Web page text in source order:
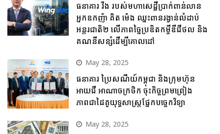
ធនាគារ វីង របស់មហាសេដ្ឋីប្រាក់ពាន់លាន
អ្នកឧកញ៉ា គិត ម៉េង ឈ្នះពានរង្វាន់លំដាប់
អន្តរជាតិ២ លើភាពច្នៃប្រឌិតកម្ចីឌីជីថល និង
គណនីសន្សំដើម្បីគោលដៅ
May 28, 2025
ធនាគារ ប្រៃសណីយ៍កម្ពុជា និងក្រុមហ៊ុន
អាយជី អាណាចក្រថិក ចុះកិច្ចព្រមព្រៀង
ភាពជាដៃគូយុទ្ធសាស្ត្រផ្នែកបច្ចេកវិទ្យា
May 28, 2025